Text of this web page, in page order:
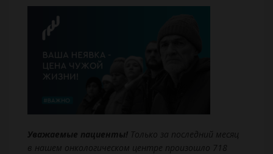
Уважаемые пациенты! Только за последний месяц
в нашем онкологическом центре произошло 718